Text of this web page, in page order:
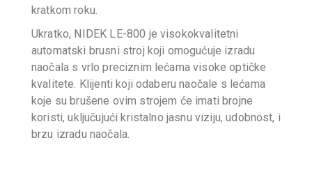
kratkom roku.
Ukratko, NIDEK LE-800 je visokokvalitetni
automatski brusni stroj koji omogućuje izradu
naočala s vrlo preciznim lećama visoke optičke
kvalitete. Klijenti koji odaberu naočale s lećama
koje su brušene ovim strojem će imati brojne
koristi, uključujući kristalno jasnu viziju, udobnost, i
brzu izradu naočala.